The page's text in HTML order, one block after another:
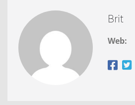
Brit
Web: